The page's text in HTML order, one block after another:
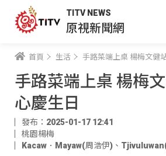
TITV NEWS
原視新聞網
首頁 生活 手路菜端上桌 楊梅文健
手路菜端上桌 楊梅
心慶生日
發布：2025-01-17 12:41
桃園楊梅
Kacaw．Mayaw(周浩伊) 、